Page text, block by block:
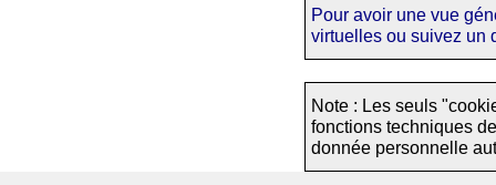
Pour avoir une vue
virtuelles ou suivez un
Note : Les seuls
fonctions techniques
donnée personnelle